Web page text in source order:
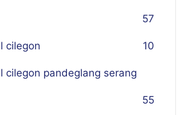
57
cilegon 10
cilegon pandeglang serang
55